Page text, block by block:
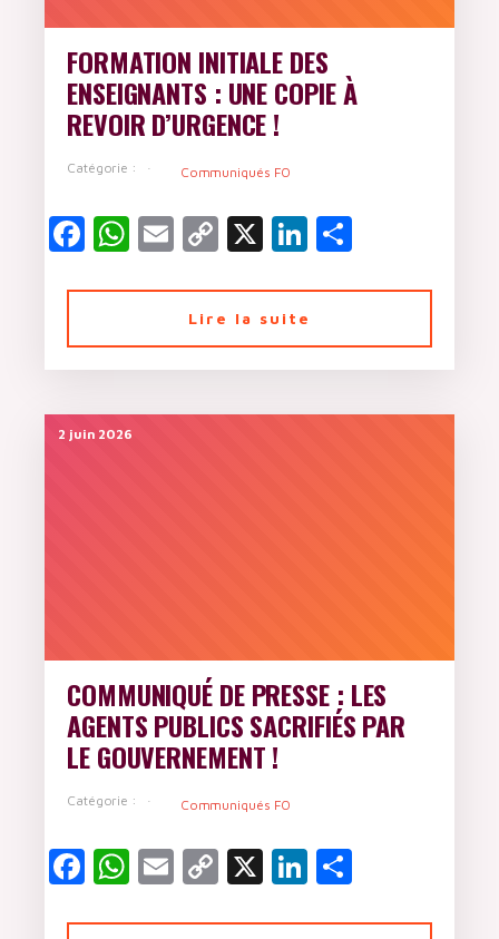
FORMATION INITIALE DES
ENSEIGNANTS : UNE COPIE À
REVOIR D’URGENCE !
Catégorie : Communiqués FO
Facebook
WhatsApp
EmailCopy
X LinkedIn
Lire la suite
2 juin 2026
COMMUNIQUÉ DE PRESSE : LES
AGENTS PUBLICS SACRIFIÉS PAR
LE GOUVERNEMENT !
Catégorie : Communiqués FO
Facebook
WhatsApp
EmailCopy
X LinkedIn